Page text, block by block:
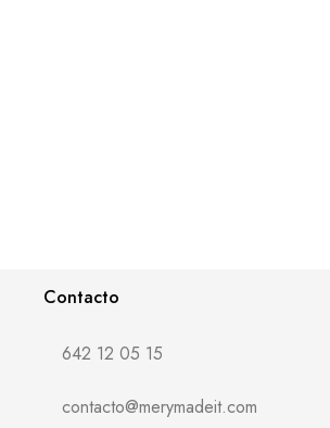
Contacto
642 12 05 15
contacto@merymadeit.com